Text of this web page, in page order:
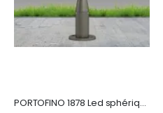
PORTOFINO 1878 Led sphérique Bas graphite